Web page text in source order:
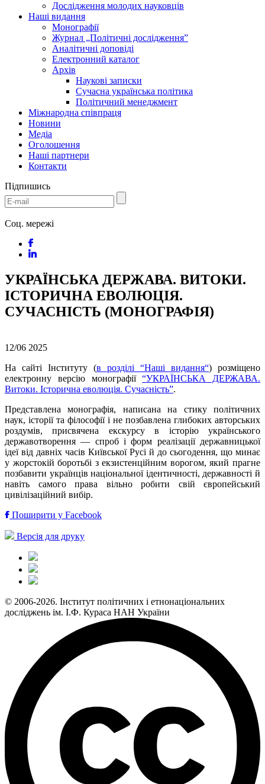
Дослідження молодих науковців
Наші видання
Монографії
Журнал „Політичні дослідження”
Аналітичні доповіді
Електронний каталог
Архів
Наукові записки
Сучасна українська політика
Політичний менеджмент
Міжнародна співпраця
Новини
Медіa
Оголошення
Наші партнери
Контакти
Підпишись
Соц. мережі
УКРАЇНСЬКА ДЕРЖАВА. ВИТОКИ.
ІСТОРИЧНА ЕВОЛЮЦІЯ.
СУЧАСНІСТЬ (МОНОГРАФІЯ)
12/06 2025
На сайті Інституту (в розділі “Наші видання“) розміщено
електронну версію монографії“УКРАЇНСЬКА ДЕРЖАВА.
Витоки. Історична еволюція. Сучасність”.
Представлена монографія, написана на стику політичних
наук, історії та філософії і не позбавлена глибоких авторських
роздумів, присвячена екскурсу в історію українського
державотворення — спроб і форм реалізації державницької
ідеї від давніх часів Київської Русі й до сьогодення, що минає
у жорстокій боротьбі з екзистенційним ворогом, який прагне
позбавити українців національної ідентичності, державності й
навіть самого права вільно робити свій європейський
цивілізаційний вибір.
Поширити у Facebook
Версія для друку
© 2006-2026. Інститут політичних і етнонаціональних
досліджень ім. І.Ф. Кураса НАН України